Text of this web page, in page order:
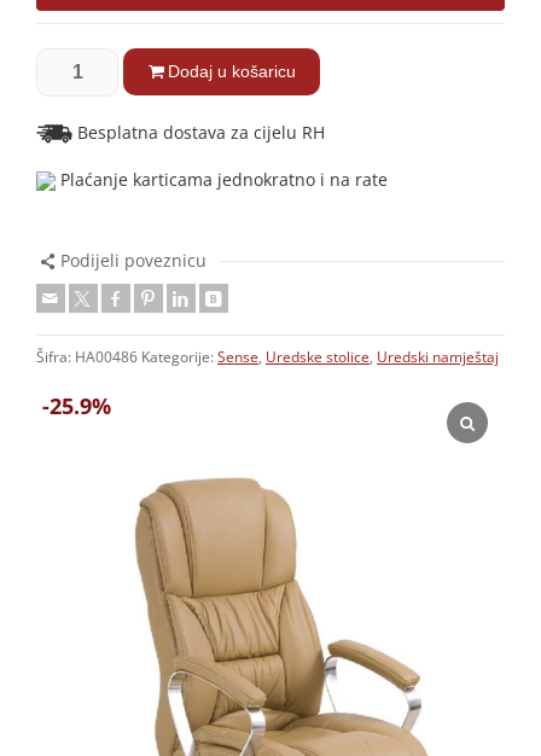
-25.9%
Dodaj u košaricu
Besplatna dostava za cijelu RH
Plaćanje karticama jednokratno i na rate
Podijeli poveznicu
Šifra: HA00486 Kategorije: Sense, Uredske stolice, Uredski namještaj